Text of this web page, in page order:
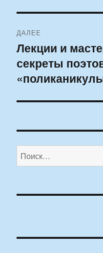
ДАЛЕЕ
Следующая
запись:
Лекции и
секреты
Искать: